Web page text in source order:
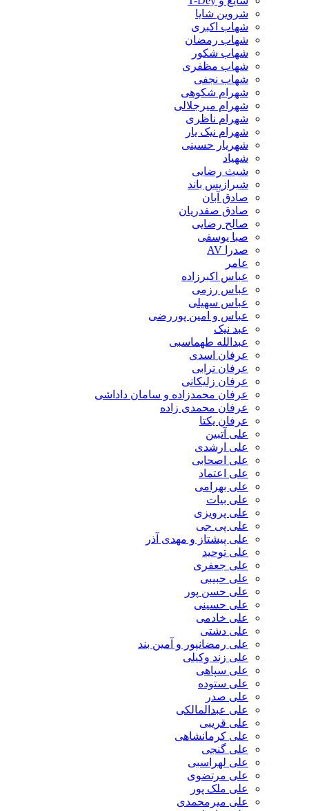
شروین شایا
شهاب اکبری
شهاب رمضان
شهاب شکور
شهاب مظفری
شهاب نجفی
شهرام شکوهی
شهرام میرجلالی
شهرام ناظری
شهرام نیک یار
شهریار حسینی
شهیاد
شیث رضایی
شیرازیس باند
صادق آبان
صادق صفدریان
صالح رضایی
صبا یوسفی
صدرا AV
عامر
عباس اکبرزاده
عباس رزمی
عباس سهیلی
عباس و امین پوررضی
عبد نیک
عبدالله طهماسبی‎
عرفان اسدی
عرفان ترابی
عرفان زلیکانی
عرفان محمدزاده و سامان داداشی
عرفان محمدی زاده
عرفان یکتا
علی آتبین
علی ارشدی
علی اصحابی
علی اعتماد
علی بهرامی
علی بیات
علی پرویزی
علی پی جی
علی پیشتاز و مهدی آذر
علی توحید
علی جعفری
علی حبیبی
علی حسن پور
علی حسینی
علی خادمی
علی دشتی
علی رمضانپور و آمین بند
علی زند وکیلی
علی سپاهی
علی ستوده
علی صدر
علی عبدالمالکی
علی قریبی
علی کرمانشاهی
علی گنجی
علی لهراسبی
علی مرتضوی
علی ملک پور
علی میرمحمدی